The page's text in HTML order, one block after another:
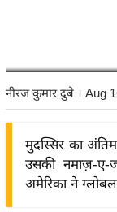
नीरज कुमार दुबे । Aug
मुदस्सिर का
उसकी नमाज़-ए-
अमेरिका ने ग्लोबल